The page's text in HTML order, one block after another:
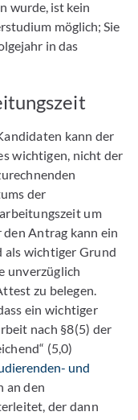
wurde, ist kein
möglich; Sie
in das
kann der
wichtigen, nicht der
der
um
Antrag kann ein
als wichtiger Grund
unverzüglich
zu belegen.
ein wichtiger
nach §8(5) der
(5,0)
und
an den
der dann